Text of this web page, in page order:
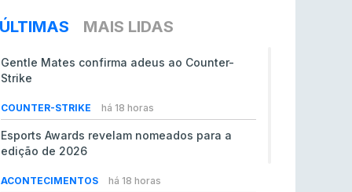
ÚLTIMAS MAIS LIDAS
Gentle Mates confirma adeus ao Counter-
Strike
COUNTER-STRIKE há 18 horas
Esports Awards revelam nomeados para a
edição de 2026
ACONTECIMENTOS há 18 horas